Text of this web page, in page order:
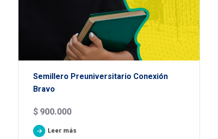
Semillero Preuniversitario Conexión
Bravo
$ 900.000
Leer más